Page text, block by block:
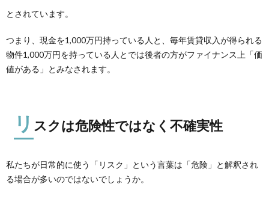
とされています。
つまり、現金を1,000万円持っている人と、毎年賃貸収入が得られる
物件1,000万円を持っている人とでは後者の方がファイナンス上「価
値がある」とみなされます。
リ スクは危険性ではなく不確実性
私たちが日常的に使う「リスク」という言葉は「危険」と解釈され
る場合が多いのではないでしょうか。